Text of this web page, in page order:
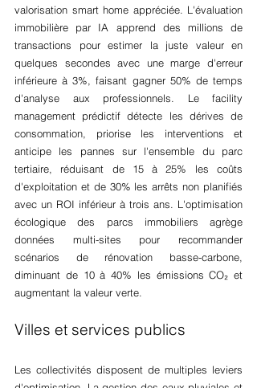
valorisation smart home appréciée. L'évaluation
immobilière par IA apprend des millions de
transactions pour estimer la juste valeur en
quelques secondes avec une marge d'erreur
inférieure à 3%, faisant gagner 50% de temps
d'analyse aux professionnels. Le facility
management prédictif détecte les dérives de
consommation, priorise les interventions et
anticipe les pannes sur l'ensemble du parc
tertiaire, réduisant de 15 à 25% les coûts
d'exploitation et de 30% les arrêts non planifiés
avec un ROI inférieur à trois ans. L'optimisation
écologique des parcs immobiliers agrège
données multi-sites pour recommander
scénarios de rénovation basse-carbone,
diminuant de 10 à 40% les émissions CO₂ et
augmentant la valeur verte.
Villes et services publics
Les collectivités disposent de multiples leviers